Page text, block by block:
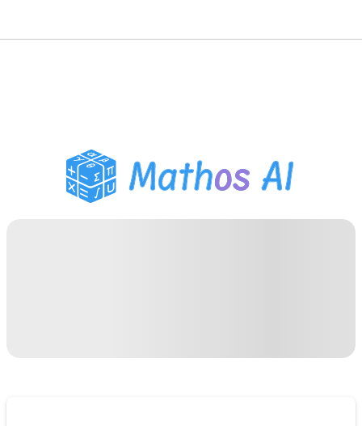
PDF Ödev Yardımcısı
Çalışma Araçları